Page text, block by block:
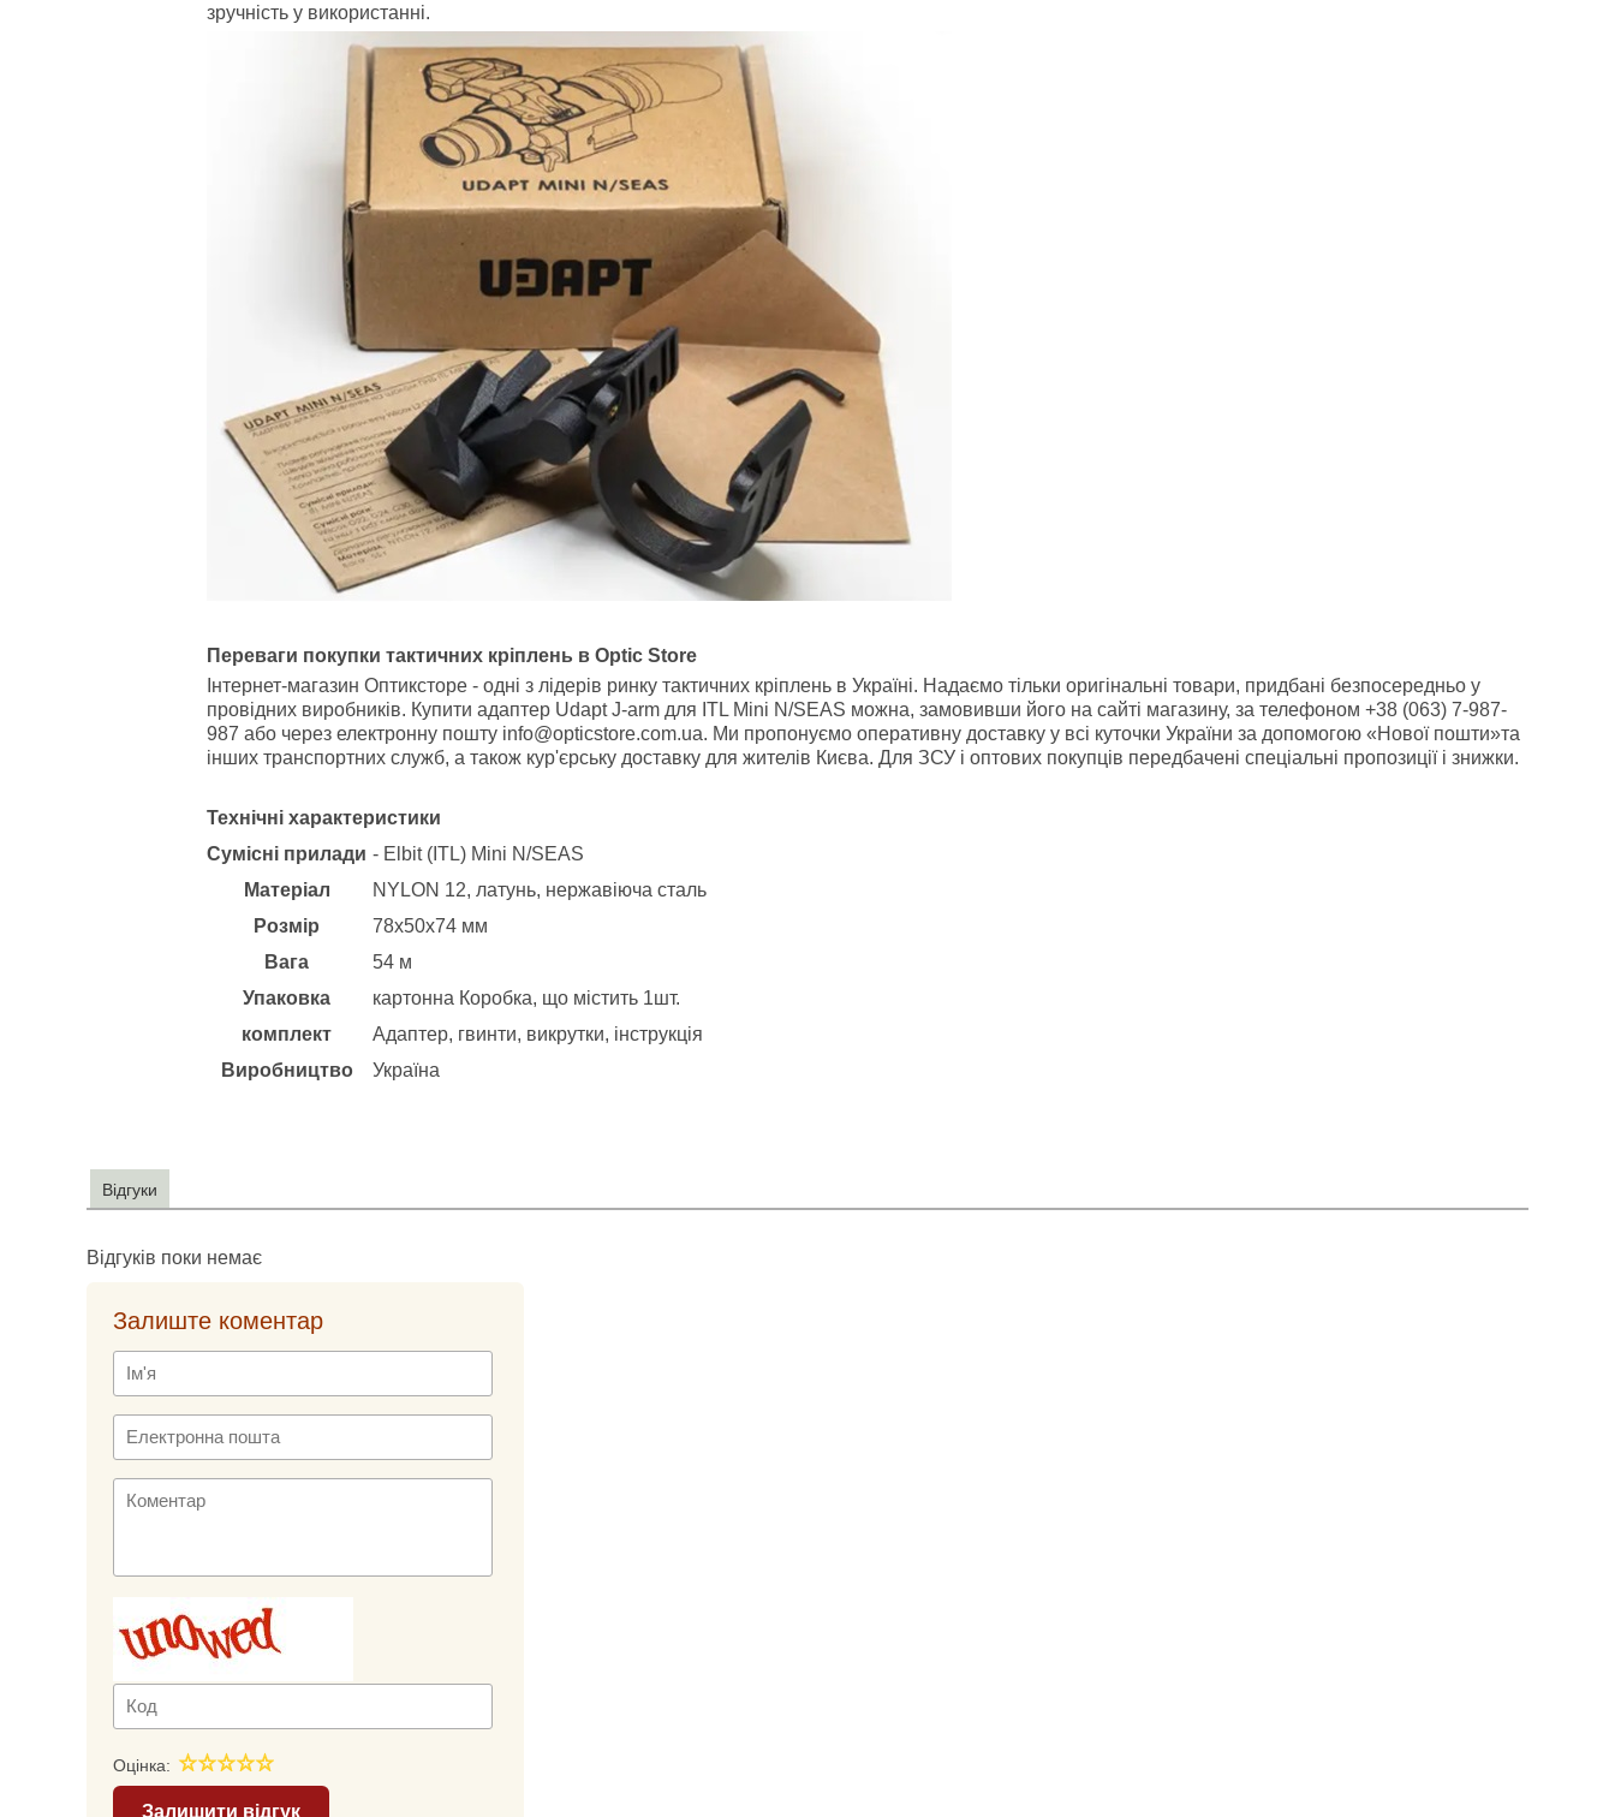
зручність у використанні.
Переваги покупки тактичних кріплень в Optic Store
Інтернет-магазин Оптиксторе - одні з лідерів ринку тактичних кріплень в Україні. Надаємо тільки оригінальні товари, придбані безпосередньо у
провідних виробників. Купити адаптер Udapt J-arm для ITL Mini N/SEAS можна, замовивши його на сайті магазину, за телефоном +38 (063) 7-987-
987 або через електронну пошту info@opticstore.com.ua. Ми пропонуємо оперативну доставку у всі куточки України за допомогою «Нової пошти»та
інших транспортних служб, а також кур'єрську доставку для жителів Києва. Для ЗСУ і оптових покупців передбачені спеціальні пропозиції і знижки.
Технічні характеристики
Сумісні прилади - Elbit (ITL) Mini N/SEAS
Матеріал
NYLON 12, латунь, нержавіюча сталь
Розмір
78х50х74 мм
Вага
54 м
Упаковка
картонна Коробка, що містить 1шт.
комплект
Адаптер, гвинти, викрутки, інструкція
Виробництво
Україна
Відгуки
Відгуків поки немає
Залиште коментар
Оцінка:
Залишити відгук